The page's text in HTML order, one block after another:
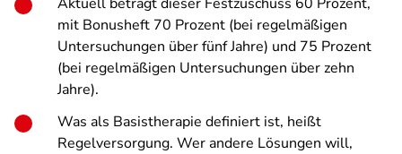
mit Bonusheft 70 Prozent (bei regelmäßigen
Untersuchungen über fünf Jahre) und 75 Prozent
(bei regelmäßigen Untersuchungen über zehn
Jahre).
Was als Basistherapie definiert ist, heißt
Regelversorgung. Wer andere Lösungen will,